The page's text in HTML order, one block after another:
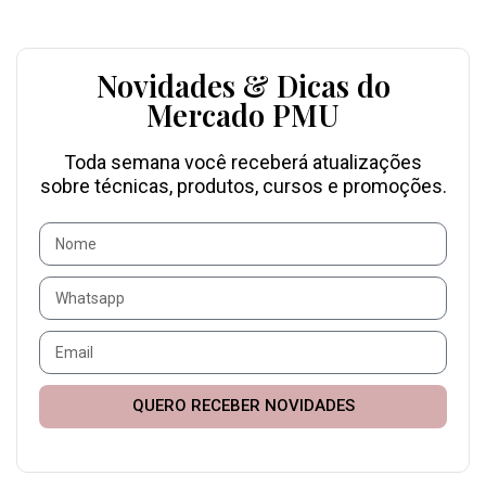
Novidades & Dicas do
Mercado PMU
Toda semana você receberá atualizações
sobre técnicas, produtos, cursos e promoções.
QUERO RECEBER NOVIDADES